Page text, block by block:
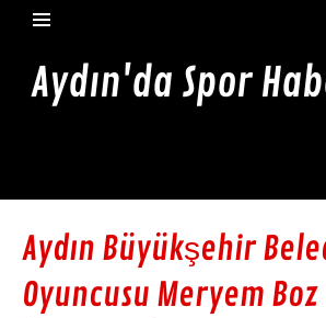
Aydın'da Spor
Aydın Büyükşehir
Oyuncusu Meryem Boz